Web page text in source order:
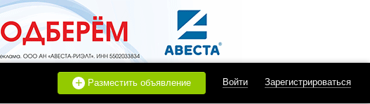
+ Разместить объявление Войти Зарегистрироваться